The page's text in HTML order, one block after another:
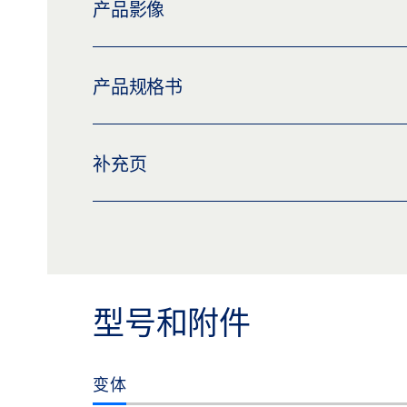
产品影像
下载 (PNG)
产品规格书
预览
补充页
型号和附件
变体